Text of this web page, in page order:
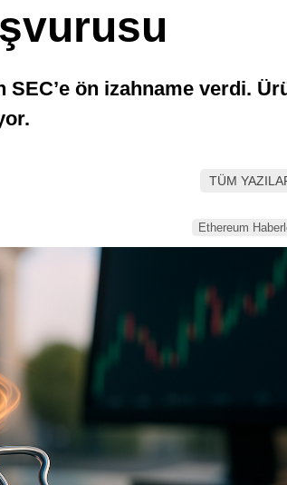
ön izahname verdi.
TÜM
Ethereum